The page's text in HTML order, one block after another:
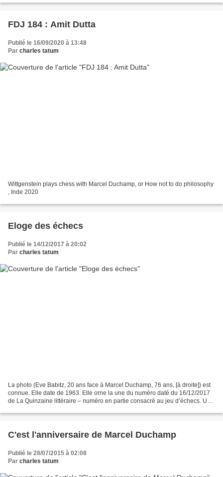
FDJ 184 : Amit Dutta
Publié le 16/09/2020 à 13:48
Par charles tatum
Wittgenstein plays chess with Marcel Duchamp, or How not to do philosophy
, Inde 2020
Eloge des échecs
Publié le 14/12/2017 à 20:02
Par charles tatum
La photo (Eve Babitz, 20 ans face à Marcel Duchamp, 76 ans, [à droite]) est
connue. Elle date de 1963. Elle orne la une du numéro daté du 16/12/2017
de La Quinzaine littéraire – numéro en partie consacré au jeu d’échecs. Une
C'est l'anniversaire de Marcel Duchamp
Publié le 28/07/2015 à 02:08
Par charles tatum